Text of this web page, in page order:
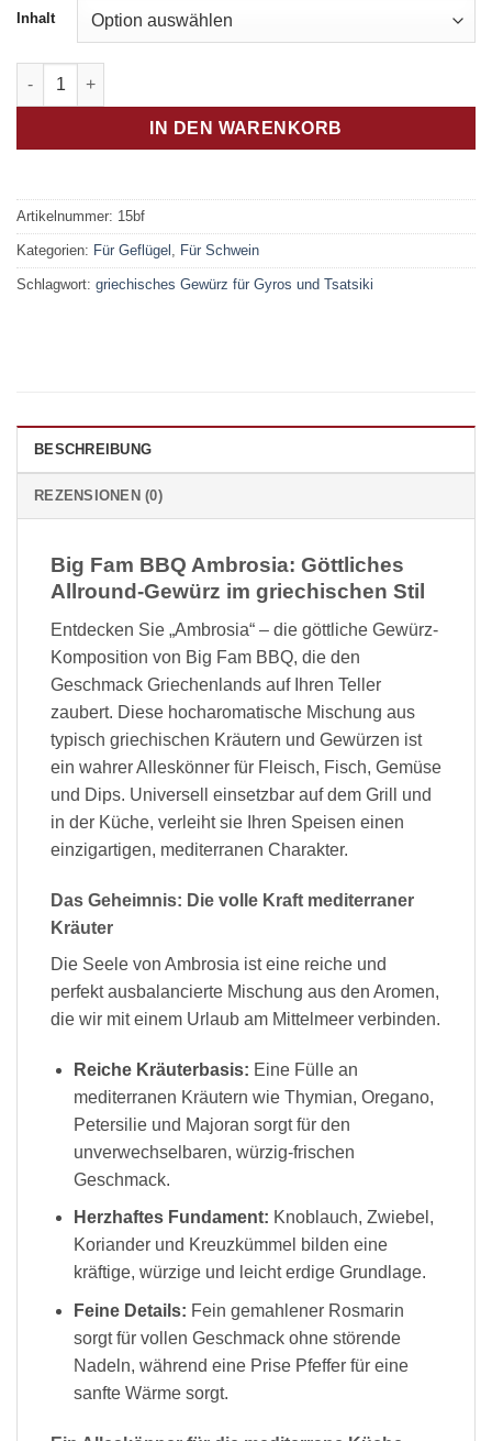
Inhalt
Ambrosia Menge
IN DEN WARENKORB
Artikelnummer: 15bf
Kategorien: Für Geflügel Für Schwein
Schlagwort: griechisches Gewürz für Gyros und Tsatsiki
BESCHREIBUNG
REZENSIONEN (0)
Big Fam BBQ Ambrosia: Göttliches
Allround-Gewürz im griechischen Stil
Entdecken Sie „Ambrosia“ – die göttliche Gewürz-
Komposition von Big Fam BBQ, die den
Geschmack Griechenlands auf Ihren Teller
zaubert. Diese hocharomatische Mischung aus
typisch griechischen Kräutern und Gewürzen ist
ein wahrer Alleskönner für Fleisch, Fisch, Gemüse
und Dips. Universell einsetzbar auf dem Grill und
in der Küche, verleiht sie Ihren Speisen einen
einzigartigen, mediterranen Charakter.
Das Geheimnis: Die volle Kraft mediterraner
Kräuter
Die Seele von Ambrosia ist eine reiche und
perfekt ausbalancierte Mischung aus den Aromen,
die wir mit einem Urlaub am Mittelmeer verbinden.
Reiche Kräuterbasis: Eine Fülle an
mediterranen Kräutern wie Thymian, Oregano,
Petersilie und Majoran sorgt für den
unverwechselbaren, würzig-frischen
Geschmack.
Herzhaftes Fundament: Knoblauch, Zwiebel,
Koriander und Kreuzkümmel bilden eine
kräftige, würzige und leicht erdige Grundlage.
Feine Details: Fein gemahlener Rosmarin
sorgt für vollen Geschmack ohne störende
Nadeln, während eine Prise Pfeffer für eine
sanfte Wärme sorgt.